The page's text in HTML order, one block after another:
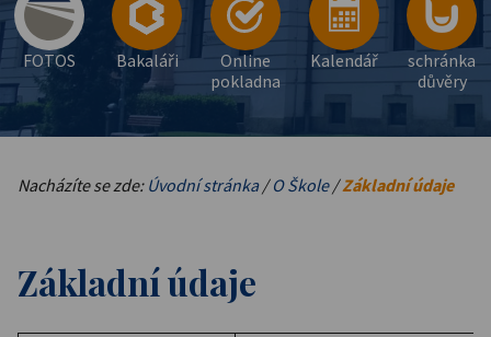
FOTOS Bakaláři
Online
pokladna
Kalendář
schránka
důvěry
Nacházíte se zde: Úvodní stránka/O Škole/Základní údaje
Základní údaje